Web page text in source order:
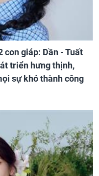
con giáp: Dần - Tuất
triển hưng thịnh,
sự khó thành công